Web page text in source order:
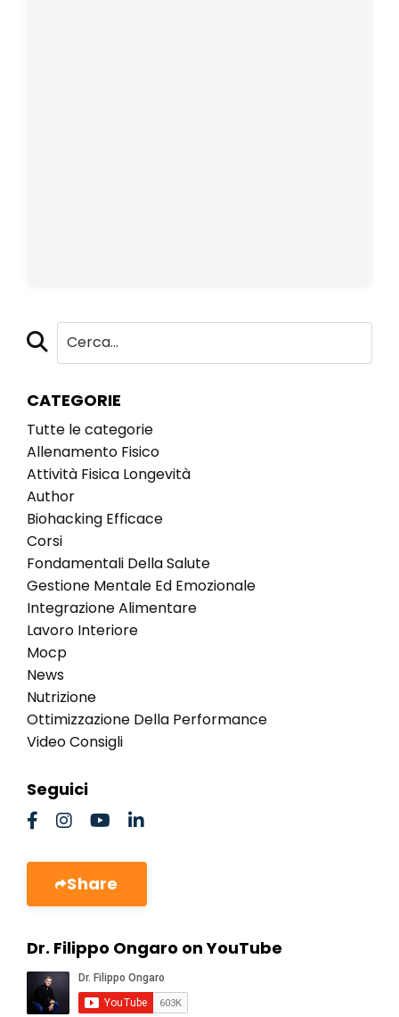
CATEGORIE
Tutte le categorie
Allenamento Fisico
Attività Fisica Longevità
Author
Biohacking Efficace
Corsi
Fondamentali Della Salute
Gestione Mentale Ed Emozionale
Integrazione Alimentare
Lavoro Interiore
Mocp
News
Nutrizione
Ottimizzazione Della Performance
Video Consigli
Seguici
Share
Dr. Filippo Ongaro on YouTube